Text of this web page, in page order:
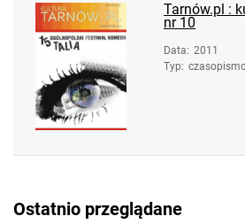
Tarnów.pl :
nr 10
Data: 2011
Typ:
Ostatnio przeglądane